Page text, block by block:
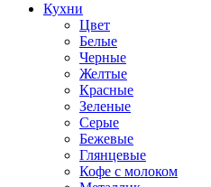
Кухни
Цвет
Белые
Черные
Желтые
Красные
Зеленые
Серые
Бежевые
Глянцевые
Кофе с молоком